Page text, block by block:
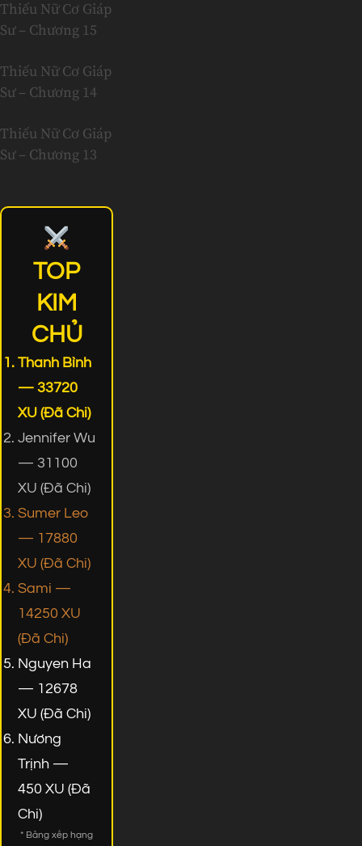
Thiếu Nữ Cơ Giáp
Sư – Chương 15
Thiếu Nữ Cơ Giáp
Sư – Chương 14
Thiếu Nữ Cơ Giáp
Sư – Chương 13
TOP
KIM
CHỦ
Thanh Bình
— 33720
XU (Đã Chi)
Jennifer Wu
— 31100
XU (Đã Chi)
Sumer Leo
— 17880
XU (Đã Chi)
Sami —
14250 XU
(Đã Chi)
Nguyen Ha
— 12678
XU (Đã Chi)
Nương
Trịnh —
450 XU (Đã
Chi)
* Bảng xếp hạng